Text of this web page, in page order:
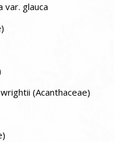
var. glauca
(Acanthaceae)